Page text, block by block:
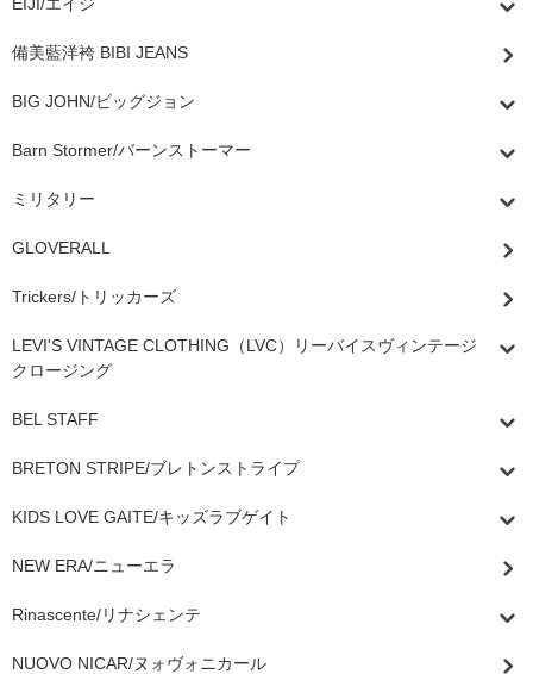
備美藍洋袴 BIBI JEANS
BIG JOHN/ビッグジョン
Barn Stormer/バーンストーマー
ミリタリー
GLOVERALL
Trickers/トリッカーズ
LEVI'S VINTAGE CLOTHING（LVC）リーバイスヴィンテージ
クロージング
BEL STAFF
BRETON STRIPE/ブレトンストライプ
KIDS LOVE GAITE/キッズラブゲイト
NEW ERA/ニューエラ
Rinascente/リナシェンテ
NUOVO NICAR/ヌォヴォニカール